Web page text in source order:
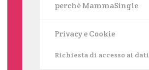
perchè MammaSingle
Privacy e Cookie
Richiesta di accesso ai dati